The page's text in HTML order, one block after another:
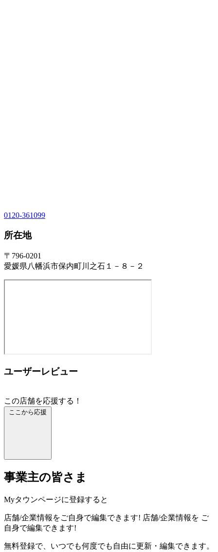
0120-361099
所在地
〒796-0201
愛媛県八幡浜市保内町川之石１－８－２
ユーザーレビュー
この店舗を応援する！
ここから応援
事業主の皆さま
Myタウンページに登録すると
店舗/企業情報をご自身で編集できます! 店舗/企業情報を ご
自身で編集できます!
無料登録で、いつでも何度でも自由に更新・編集できます。